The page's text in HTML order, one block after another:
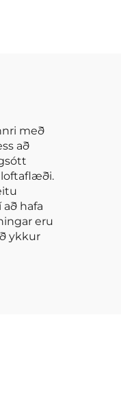
með
að
loftaflæði.
hafa
eru
ykkur